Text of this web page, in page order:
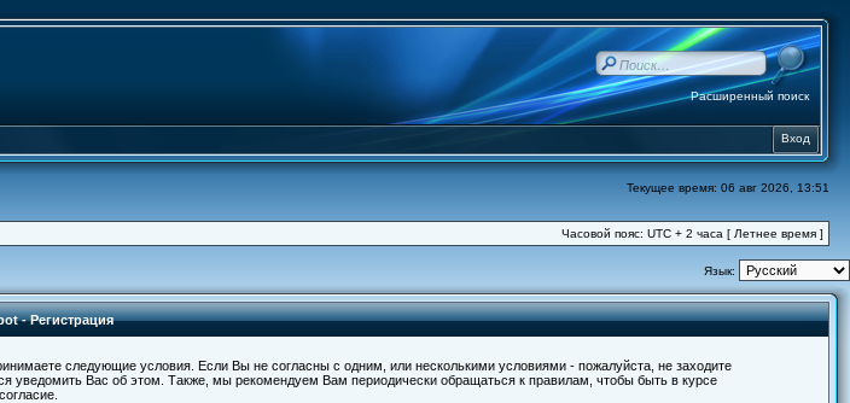
Расширенный поиск
Вход
Текущее время: 06 авг 2026, 13:51
Часовой пояс: UTC + 2 часа [ Летнее время ]
Язык:
- Регистрация
следующие условия. Если Вы не согласны с одним, или несколькими условиями - пожалуйста, не заходите
Вас об этом. Также, мы рекомендуем Вам периодически обращаться к правилам, чтобы быть в курсе